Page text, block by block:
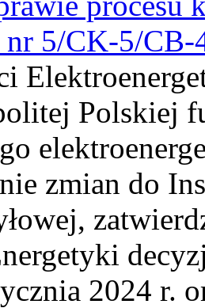
5/CK-5/CB-
Polskiej
zmian do
2024 r.